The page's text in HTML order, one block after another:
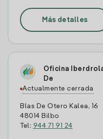
Más detalles
Oficina
De
Actualmente cerrada
Blas De Otero Kalea, 16
48014 Bilbo
Tel: 944 71 91 24